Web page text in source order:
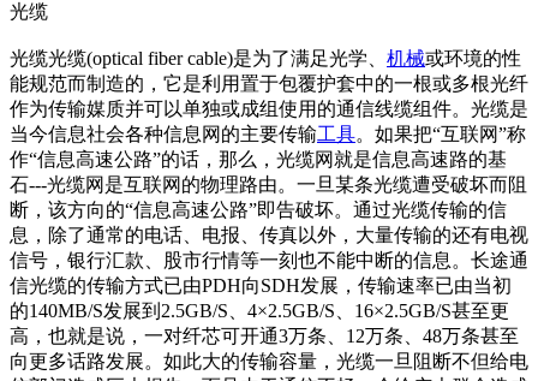
光缆
光缆光缆(optical fiber cable)是为了满足光学、 机械或环境的性
能规范而制造的，它是利用置于包覆护套中的一根或多根光纤
作为传输媒质并可以单独或成组使用的通信线缆组件。光缆是
当今信息社会各种信息网的主要传输工具。如果把“互联网”称
作“信息高速公路”的话，那么，光缆网就是信息高速路的基
石---光缆网是互联网的物理路由。一旦某条光缆遭受破坏而阻
断，该方向的“信息高速公路”即告破坏。通过光缆传输的信
息，除了通常的电话、电报、传真以外，大量传输的还有电视
信号，银行汇款、股市行情等一刻也不能中断的信息。长途通
信光缆的传输方式已由PDH向SDH发展，传输速率已由当初
的140MB/S发展到2.5GB/S、4×2.5GB/S、16×2.5GB/S甚至更
高，也就是说，一对纤芯可开通3万条、12万条、48万条甚至
向更多话路发展。如此大的传输容量，光缆一旦阻断不但给电